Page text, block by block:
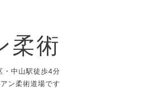
柔術
中山駅徒歩4分
ン柔術道場です